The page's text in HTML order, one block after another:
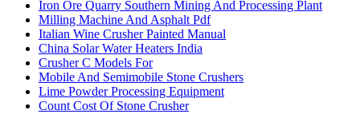
Iron Ore Quarry Southern Mining And Processing Plant
Milling Machine And Asphalt Pdf
Italian Wine Crusher Painted Manual
China Solar Water Heaters India
Crusher C Models For
Mobile And Semimobile Stone Crushers
Lime Powder Processing Equipment
Count Cost Of Stone Crusher